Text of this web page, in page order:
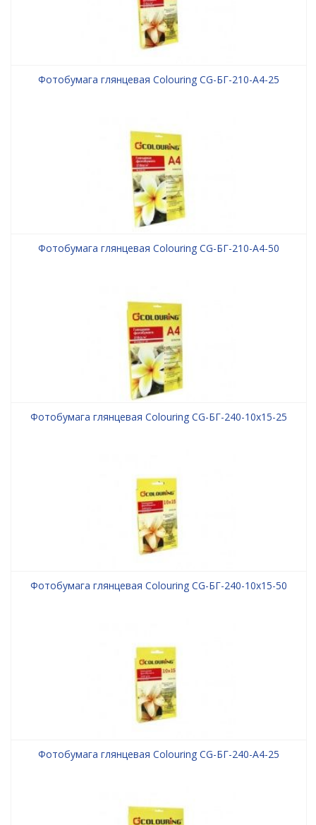
Фотобумага глянцевая Colouring CG-БГ-210-А4-25
Фотобумага глянцевая Colouring CG-БГ-210-А4-50
Фотобумага глянцевая Colouring CG-БГ-240-10x15-25
Фотобумага глянцевая Colouring CG-БГ-240-10x15-50
Фотобумага глянцевая Colouring CG-БГ-240-А4-25